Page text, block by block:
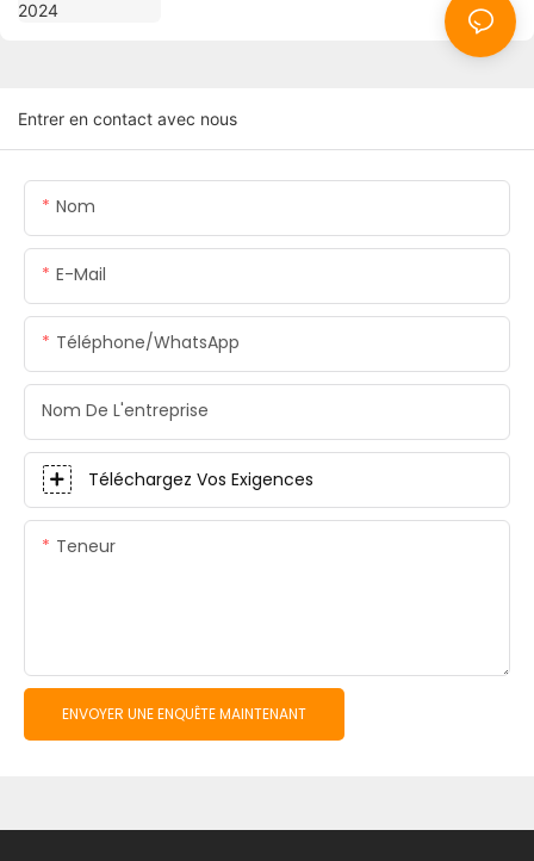
Entrer en contact avec nous
Nom
E-Mail
Téléphone/WhatsApp
Nom De L'entreprise
Téléchargez Vos Exigences
Teneur
ENVOYER UNE ENQUÊTE MAINTENANT